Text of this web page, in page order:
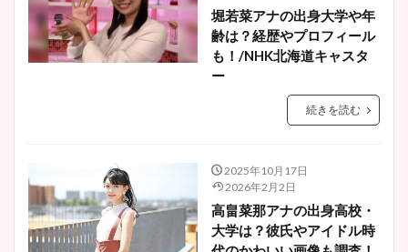
堀若菜アナの出身大学や年
齢は？経歴やプロフィール
も！/NHK北海道キャスタ
ー
続きを読む
2025年10月17日
2026年2月2日
高畠菜那アナの出身高校・
大学は？彼氏やアイドル時